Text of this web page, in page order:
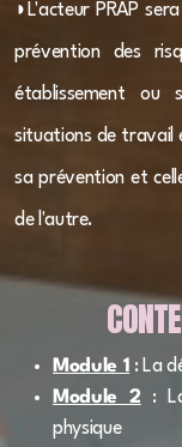
◗L'acteur PRAP
prévention des
établissement ou
situations de travail
sa prévention et
de l'autre.
Module 1 : La
Module 2 :
physique
Coopération entre
dans le secteur du
Évaluation HAS et
Devenir évaluateur
Analyser les 18
Préparer son
Se préparer à
éléments de